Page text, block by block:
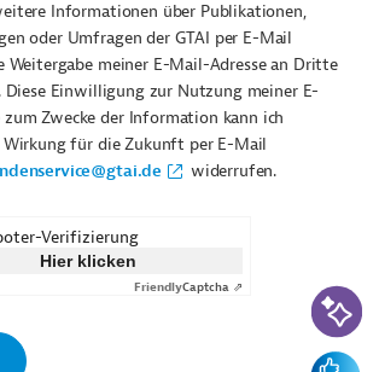
Informationen über Publikationen,
oder Umfragen der GTAI per E-Mail
Weitergabe meiner E-Mail-Adresse an Dritte
Einwilligung zur Nutzung meiner E-
zum Zwecke der Information kann ich
für die Zukunft per E-Mail
widerrufen.
Verifizierung
Hier klicken
FriendlyCaptcha ⇗ KI-